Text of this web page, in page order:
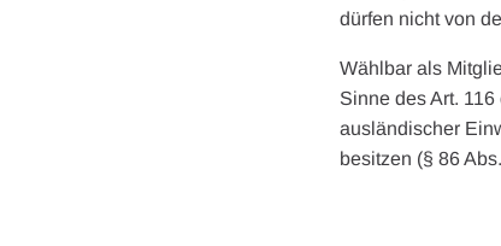
dürfen nicht von
Wählbar als
Sinne des Art.
ausländischer
besitzen (§ 86